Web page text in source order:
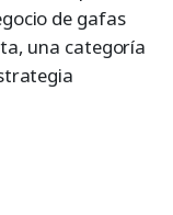
de gafas
una categoría